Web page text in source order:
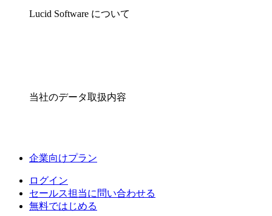
Lucid Software について
当社のデータ取扱内容
企業向けプラン
ログイン
セールス担当に問い合わせる
無料ではじめる